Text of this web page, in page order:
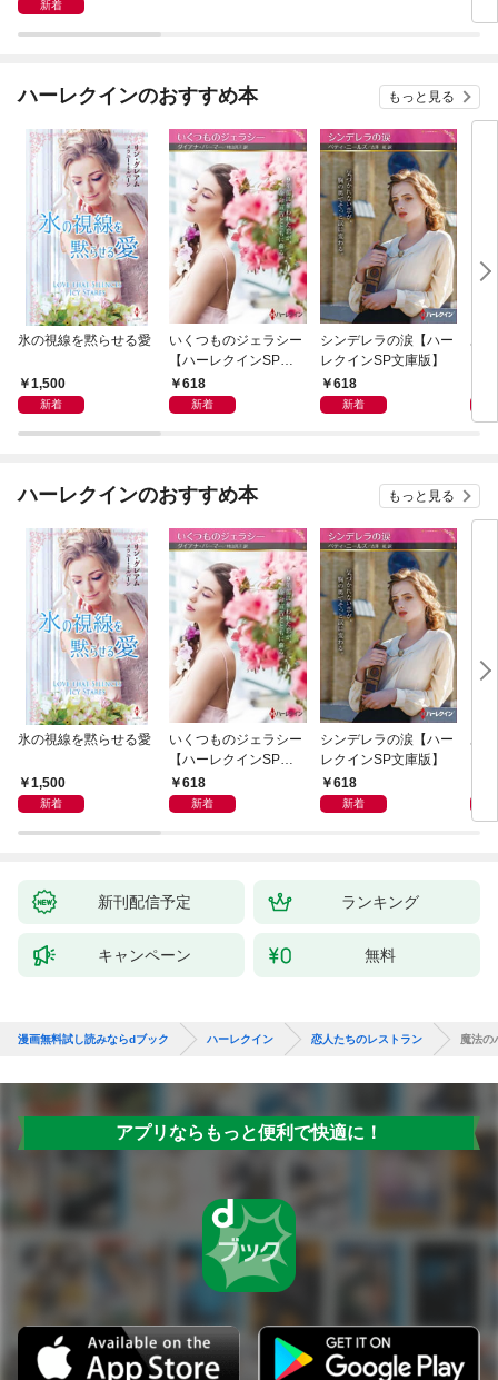
新着
ハーレクインのおすすめ本 もっと見る
氷の視線を黙らせる愛
1,500
新着
いくつものジェラシー
【ハーレクインSP文
庫版】
618
新着
シンデレラの涙【ハー
レクインSP文庫版】
618
新着
あ
レ
ク
ハーレクインのおすすめ本 もっと見る
氷の視線を黙らせる愛
1,500
新着
いくつものジェラシー
【ハーレクインSP文
庫版】
618
新着
シンデレラの涙【ハー
レクインSP文庫版】
618
新着
あ
レ
ク
新刊配信予定 ランキング
キャンペーン 無料
漫画無料試し読みならdブック ハーレクイン 恋人たちのレストラン 魔法の
アプリならもっと便利で快適に！